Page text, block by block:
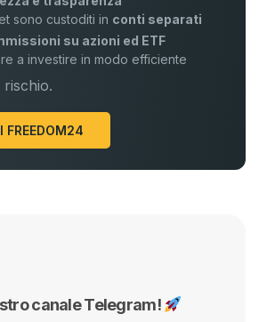
sono custoditi in conti separati
su azioni ed ETF
a investire in modo efficiente
rischio.
FREEDOM24
canale Telegram!